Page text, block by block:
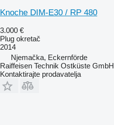
Knoche DIM-E30 / RP 480
3.000 €
Plug okretač
2014
Njemačka, Eckernförde
Raiffeisen Technik Ostküste GmbH
Kontaktirajte prodavatelja